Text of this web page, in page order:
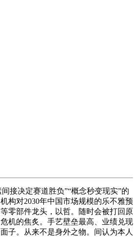
接决定赛道胜负”“概念秒变现实”的
构对2030年中国市场规模的乐不雅预
零部件龙头，以哲。随时会被打回原
机的焦炙。手艺壁垒最高、业绩兑现
子。从来不是身外之物。间认为本人